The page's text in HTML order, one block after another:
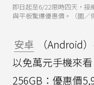
即日起至6/22限時四天，接
與平板驚爆優惠價。（圖／
安卓
（Android
以免萬元手機來
256GB：優惠價